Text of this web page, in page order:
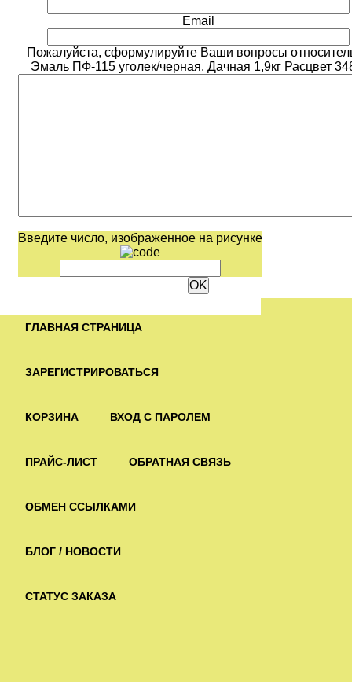
Email
Пожалуйста, сформулируйте Ваши вопросы
Эмаль ПФ-115 уголек/черная. Дачная 1,9кг Расцвет
Введите число, изображенное на рисунке
ГЛАВНАЯ СТРАНИЦА
ЗАРЕГИСТРИРОВАТЬСЯ
КОРЗИНА ВХОД С ПАРОЛЕМ
ПРАЙС-ЛИСТ ОБРАТНАЯ СВЯЗЬ
ОБМЕН ССЫЛКАМИ
БЛОГ / НОВОСТИ
СТАТУС ЗАКАЗА